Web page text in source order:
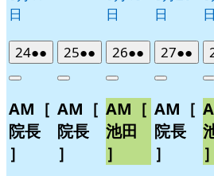
日
日
日
日
242026
年
月
24
日
●●
件
イ
ベ
ト)
Close
AM［
院長
］
252026
年
月
25
日
●●
件
イ
ベ
ト)
Close
AM［
院長
］
262026
年
月
26
日
●●
件
イ
ベ
ト)
Close
AM［
池田
］
272026
年
月
27
日
●●
件
イ
ベ
ト)
Close
AM［
院長
］
］